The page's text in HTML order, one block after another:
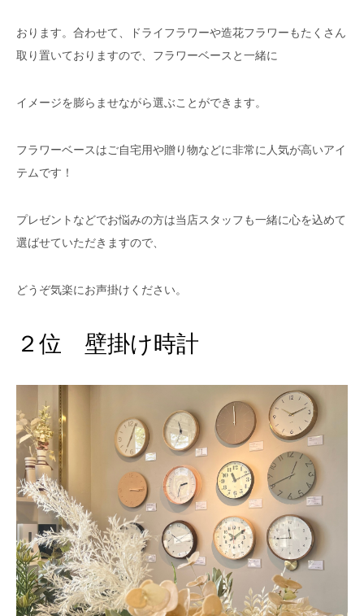
おります。合わせて、ドライフラワーや造花フラワーもたくさん
取り置いておりますので、フラワーベースと一緒に
イメージを膨らませながら選ぶことができます。
フラワーベースはご自宅用や贈り物などに非常に人気が高いアイ
テムです！
プレゼントなどでお悩みの方は当店スタッフも一緒に心を込めて
選ばせていただきますので、
どうぞ気楽にお声掛けください。
２位 壁掛け時計